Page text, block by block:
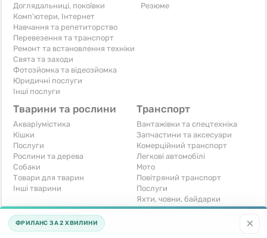
Доглядальниці, покоївки
Комп'ютери, Інтернет
Навчання та репетиторство
Перевезення та транспорт
Ремонт та встановлення техніки
Свята та заходи
Фотозйомка та відеозйомка
Юридичні послуги
Інші послуги
Резюме
Тварини та рослини
Акваріумістика
Кішки
Послуги
Рослини та дерева
Собаки
Товари для тварин
Інші тварини
Транспорт
Вантажівки та спецтехніка
Запчастини та аксесуари
Комерційний транспорт
Легкові автомобілі
Мото
Повітряний транспорт
Послуги
Яхти, човни, байдарки
Інші транспортні засоби
Хобі та відпочинок ×
ФРИЛАНС ЗА 2 ХВИЛИНИ